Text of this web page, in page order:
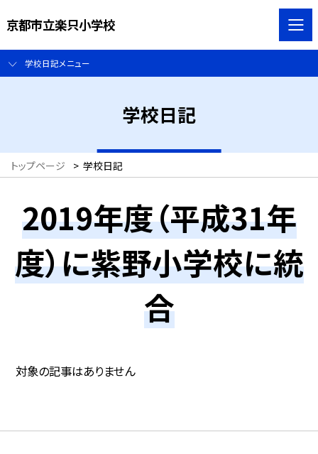
京都市立楽只小学校
学校日記メニュー
学校日記
トップページ > 学校日記
2019年度（平成31年
度）に紫野小学校に統
合
対象の記事はありません